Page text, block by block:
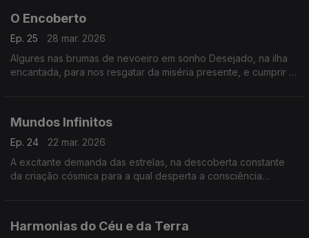
O Encoberto
Ep. 25
28 mar. 2026
Algures nas brumas de nevoeiro em sonho Desejado, na ilha
encantada, para nos resgatar da miséria presente, e cumprir a
Mundos Infinitos
Ep. 24
22 mar. 2026
A excitante demanda das estrelas, na descoberta constante
da criação cósmica para a qual desperta a consciência
Harmonias do Céu e da Terra